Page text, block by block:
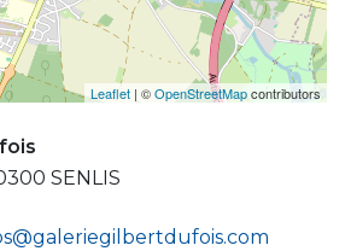
Leaflet | ©OpenStreetMapcontributors
SENLIS